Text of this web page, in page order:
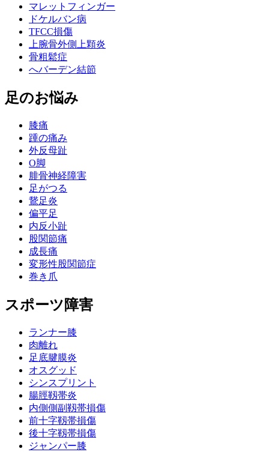
マレットフィンガー
ドケルバン病
TFCC損傷
上腕骨外側上顆炎
骨粗鬆症
へバーデン結節
足のお悩み
膝痛
踵の痛み
外反母趾
О脚
腓骨神経障害
足がつる
鵞足炎
偏平足
内反小趾
股関節痛
成長痛
変形性股関節症
巻き爪
スポーツ障害
ランナー膝
肉離れ
足底腱膜炎
オスグッド
シンスプリント
腸脛靱帯炎
内側側副靱帯損傷
前十字靱帯損傷
後十字靱帯損傷
ジャンパー膝